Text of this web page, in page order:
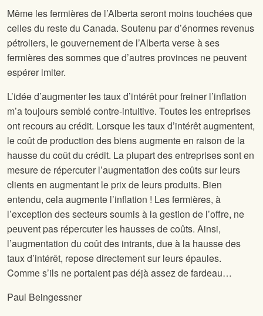
Même les fermières de l’Alberta seront moins touchées que
celles du reste du Canada. Soutenu par d’énormes revenus
pétroliers, le gouvernement de l’Alberta verse à ses
fermières des sommes que d’autres provinces ne peuvent
espérer imiter.
L’idée d’augmenter les taux d’intérêt pour freiner l’inflation
m’a toujours semblé contre-intuitive. Toutes les entreprises
ont recours au crédit. Lorsque les taux d’intérêt augmentent,
le coût de production des biens augmente en raison de la
hausse du coût du crédit. La plupart des entreprises sont en
mesure de répercuter l’augmentation des coûts sur leurs
clients en augmentant le prix de leurs produits. Bien
entendu, cela augmente l’inflation ! Les fermières, à
l’exception des secteurs soumis à la gestion de l’offre, ne
peuvent pas répercuter les hausses de coûts. Ainsi,
l’augmentation du coût des intrants, due à la hausse des
taux d’intérêt, repose directement sur leurs épaules.
Comme s’ils ne portaient pas déjà assez de fardeau…
Paul Beingessner